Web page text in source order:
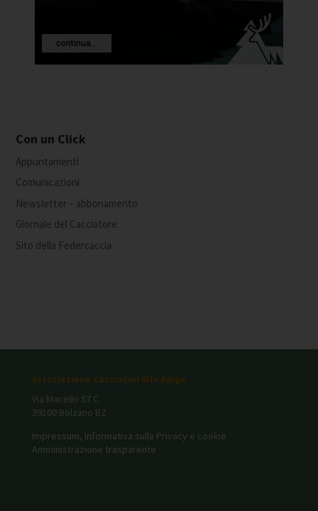
continua...
Con un Click
Appuntamenti
Comunicazioni
Newsletter – abbonamento
Giornale del Cacciatore
Sito della Federcaccia
Associazione Cacciatori Alto Adige
Via Macello 57 C
39100 Bolzano BZ
Impressum, Informativa sulla Privacy e cookie
Amministrazione trasparente